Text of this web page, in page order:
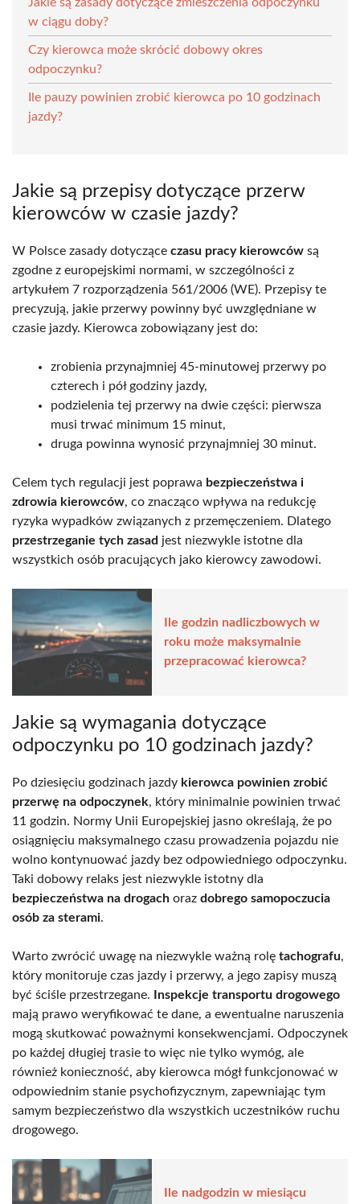
w ciągu doby?
Czy kierowca może skrócić dobowy okres
odpoczynku?
Ile pauzy powinien zrobić kierowca po 10 godzinach
jazdy?
Jakie są przepisy dotyczące przerw
kierowców w czasie jazdy?
W Polsce zasady dotyczące czasu pracy kierowców są
zgodne z europejskimi normami, w szczególności z
artykułem 7 rozporządzenia 561/2006 (WE). Przepisy te
precyzują, jakie przerwy powinny być uwzględniane w
czasie jazdy. Kierowca zobowiązany jest do:
zrobienia przynajmniej 45-minutowej przerwy po
czterech i pół godziny jazdy,
podzielenia tej przerwy na dwie części: pierwsza
musi trwać minimum 15 minut,
druga powinna wynosić przynajmniej 30 minut.
Celem tych regulacji jest poprawa bezpieczeństwa i
zdrowia kierowców, co znacząco wpływa na redukcję
ryzyka wypadków związanych z przemęczeniem. Dlatego
przestrzeganie tych zasad jest niezwykle istotne dla
wszystkich osób pracujących jako kierowcy zawodowi.
Ile godzin nadliczbowych w
roku może maksymalnie
przepracować kierowca?
Jakie są wymagania dotyczące
odpoczynku po 10 godzinach jazdy?
Po dziesięciu godzinach jazdy kierowca powinien zrobić
przerwę na odpoczynek, który minimalnie powinien trwać
11 godzin. Normy Unii Europejskiej jasno określają, że po
osiągnięciu maksymalnego czasu prowadzenia pojazdu nie
wolno kontynuować jazdy bez odpowiedniego odpoczynku.
Taki dobowy relaks jest niezwykle istotny dla
bezpieczeństwa na drogach oraz dobrego samopoczucia
osób za sterami.
Warto zwrócić uwagę na niezwykle ważną rolę tachografu,
który monitoruje czas jazdy i przerwy, a jego zapisy muszą
być ściśle przestrzegane.
Inspekcje transportu drogowego
mają prawo weryfikować te dane, a ewentualne naruszenia
mogą skutkować poważnymi konsekwencjami. Odpoczynek
po każdej długiej trasie to więc nie tylko wymóg, ale
również konieczność, aby kierowca mógł funkcjonować w
odpowiednim stanie psychofizycznym, zapewniając tym
samym bezpieczeństwo dla wszystkich uczestników ruchu
drogowego.
Ile nadgodzin w miesiącu